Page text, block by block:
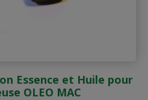
Essence et Huile pour
OLEO MAC